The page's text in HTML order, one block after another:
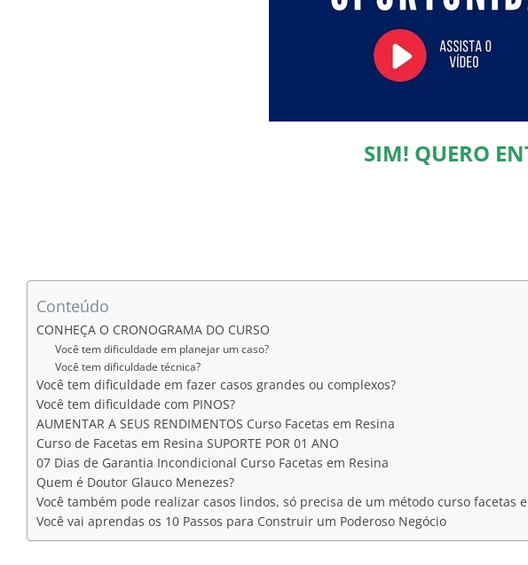
SIM! QUERO
Conteúdo
CONHEÇA O CRONOGRAMA DO CURSO
Você tem dificuldade em planejar um caso?
Você tem dificuldade técnica?
Você tem dificuldade em fazer casos grandes ou complexos?
Você tem dificuldade com PINOS?
AUMENTAR A SEUS RENDIMENTOS Curso Facetas em Resina
Curso de Facetas em Resina SUPORTE POR 01 ANO
07 Dias de Garantia Incondicional Curso Facetas em Resina
Quem é Doutor Glauco Menezes?
Você também pode realizar casos lindos, só precisa de um método curso facetas
Você vai aprendas os 10 Passos para Construir um Poderoso Negócio